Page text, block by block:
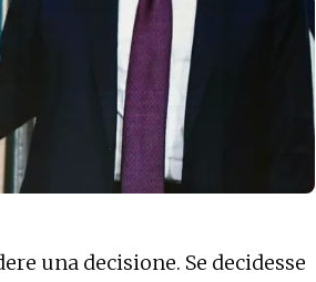
una decisione. Se decidesse